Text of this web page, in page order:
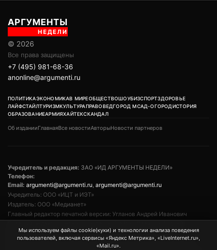
АРГУМЕНТЫ
НЕДЕЛИ
© 2026
Все права защищены
+7 (495) 981-68-36
anonline@argumenti.ru
ПОЛИТИКАЭКОНОМИКАВ МИРЕОБЩЕСТВОШОУБИЗСПОРТЗДОРОВЬЕ
ЛАЙФСТАЙЛТУРИЗМКУЛЬТУРАПРАВОВЕДГОРОД МСАД-ОГОРОДИСТОРИЯ
ОБРАЗОВАНИЕАРМИЯХАЙТЕКСКАНДАЛ
Об изданииГлавнаяВсе новостиАвторыНовости партнеров
Учредитель и редакция: ЗАО «ИД АРГУМЕНТЫ НЕДЕЛИ»
Телефон:
Email: argumenti@argumenti.ru, argumenti@argumenti.ru
Учредитель: ООО «ИЦТ и ИЭТ»
Издатель: ООО «Медианет»
Главный редактор печатной версии: Угланов Андрей Иванович
Александрович
Заместитель главного редактора: Аверьянова Олеся Сергеевна
Мы используем файлы cookie(куки) и технологии анализа поведения
пользователей, включая сервисы «Яндекс Метрика», «LiveInternet.ru»,
«Mail.ru».